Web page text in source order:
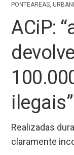
PONTEAREAS,
ACiP:
ilegais”
Realizadas
claramente